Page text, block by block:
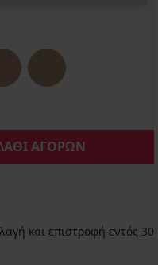
ΑΓΟΡΩΝ
και επιστροφή εντός 30